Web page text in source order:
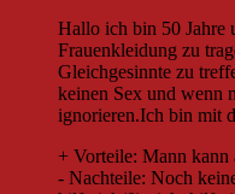
Hallo ich bin 50 Jahre
Frauenkleidung zu
Gleichgesinnte zu
keinen Sex und wenn
ignorieren.Ich bin mit
+ Vorteile: Mann kann
- Nachteile: Noch